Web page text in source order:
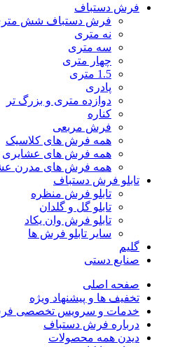
فرش دستباف
فرش دستباف شش
نه متری
سه متری
چهار متری
1.5 متری
پادری
دوازده متری و بزرگ تر
کناره
فرش مربعی
همه فرش های کلاسیک
همه فرش های عشایری
همه فرش های مدرن
تابلو فرش دستباف
تابلو فرش منظره
تابلو گل و گلدان
تابلو فرش وان یکاد
سایر تابلو فرش ها
گلیم
صنایع دستی
صفحه اصلی
تخفیف ها و پیشنهاد ویژه
خدمات و سرویس تخصصی
درباره فرش دستباف
دیدن همه محصولات